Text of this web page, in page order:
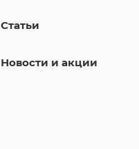
Статьи
Новости и акции